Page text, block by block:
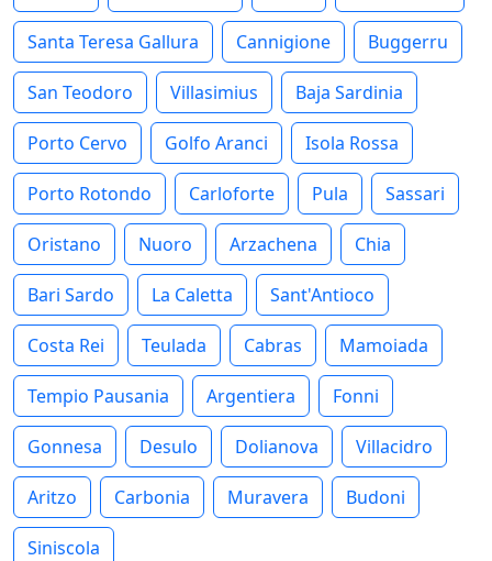
Santa Teresa Gallura Cannigione Buggerru
San Teodoro Villasimius Baja Sardinia
Porto Cervo Golfo Aranci Isola Rossa
Porto Rotondo Carloforte Pula Sassari
Oristano Nuoro Arzachena Chia
Bari Sardo La Caletta Sant'Antioco
Costa Rei Teulada Cabras Mamoiada
Tempio Pausania Argentiera Fonni
Gonnesa Desulo Dolianova Villacidro
Aritzo Carbonia Muravera Budoni
Siniscola